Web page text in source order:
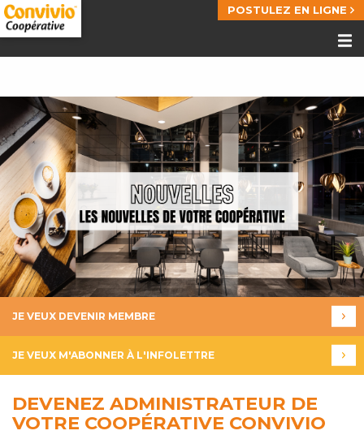
POSTULEZ EN LIGNE
JE VEUX DEVENIR MEMBRE
JE VEUX M'ABONNER À L'INFOLETTRE
DEVENEZ ADMINISTRATEUR DE
VOTRE COOPÉRATIVE CONVIVIO